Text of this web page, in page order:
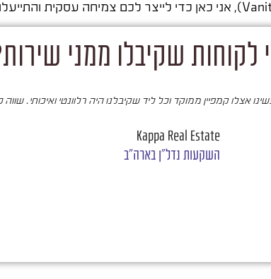
לקוחות שקיבלו ממני
אצלו קמפיין ממוקד וכל ליד שקיבלנו היה רלוונטי ואיכותי.
Kappa Real Estate
השקעות נדל"ן בארה"ב